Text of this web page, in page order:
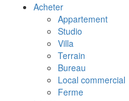
Acheter
Appartement
Studio
Villa
Terrain
Bureau
Local commercial
Ferme